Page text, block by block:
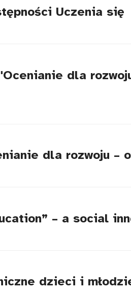
Uczenia się
dla
dla rozwoju –
– a social
dzieci i